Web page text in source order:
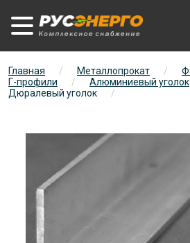
Главная / Металлопрокат /
Г-профили
/ Алюминиевый уголок
Дюралевый уголок
/